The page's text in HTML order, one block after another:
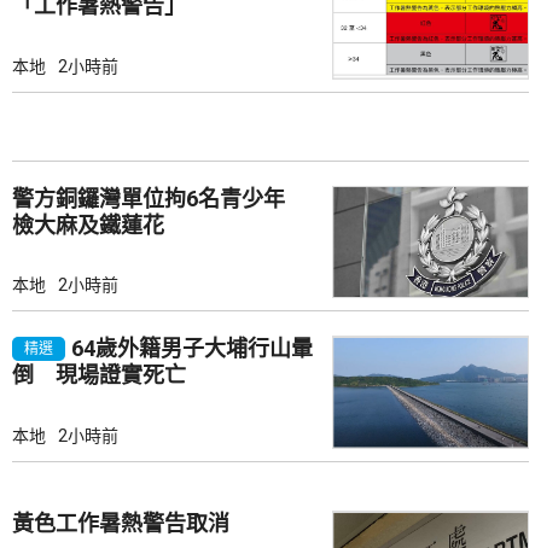
「工作暑熱警告」
本地 2小時前
警方銅鑼灣單位拘6名青少年
檢大麻及鐵蓮花
本地 2小時前
精選
64歲外籍男子大埔行山暈
倒 現場證實死亡
本地 2小時前
黃色工作暑熱警告取消